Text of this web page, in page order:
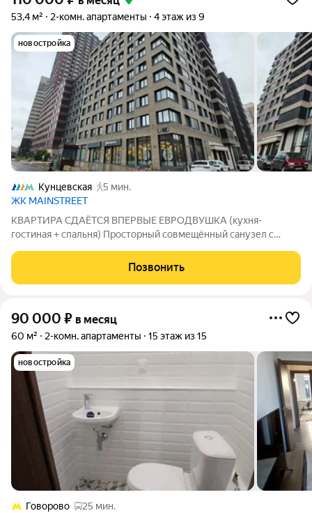
53,4 м² 2-комн. апартаменты 4 этаж из 9
новостройка
Кунцевская
5 мин.
ЖК MAINSTREET
КВАРТИРА СДАЁТСЯ ВПЕРВЫЕ ЕВРОДВУШКА (кухня-
гостиная + спальня) Просторный совмещённый санузел с
машина. Двухкамерный холодильник. Электрическая варочная
панель. Духовой шкаф Двуспальная кровать. 2
Позвонить
90 000 ₽ в месяц
60 м² 2-комн. апартаменты 15 этаж из 15
новостройка
Говорово
25 мин.